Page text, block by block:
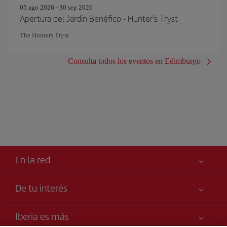
05 ago 2026 - 30 sep 2026
Apertura del Jardín Benéfico - Hunter's Tryst
The Hunters Tryst
Consulta todos los eventos en Edimburgo
En la red
De tu interés
Accesibilidad
Iberia es más